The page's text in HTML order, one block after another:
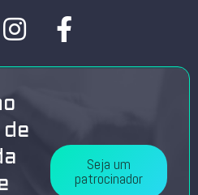
Seja um
patrocinador